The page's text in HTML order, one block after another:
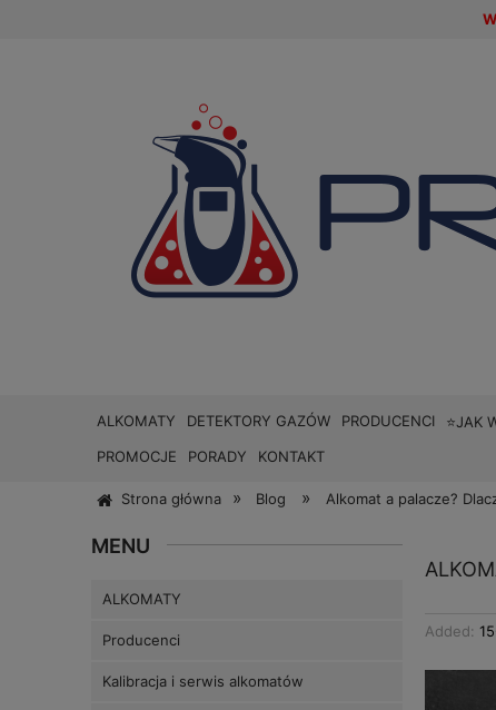
ALKOMATY DETEKTORY GAZÓW PRODUCENCI ⭐JAK
PROMOCJE
PORADY KONTAKT
Strona główna » Blog » Alkomat a palacze?
MENU
ALKOMATY
Producenci
Kalibracja i serwis alkomatów
Added: